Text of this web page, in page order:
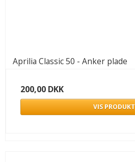
Aprilia Classic 50 - Anker plade
200,00 DKK
VIS PRODUKT